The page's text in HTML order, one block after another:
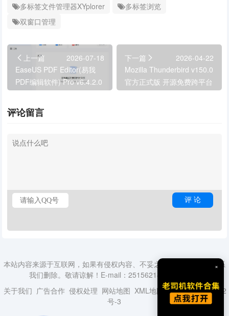
多标签文件管理器XYplorer
多标签浏览
双窗口管理
上一篇
2026-07-18
EaseUS PDF Editor(易我
PDF编辑软件) Pro v6.4.2.0
下一篇
2026-04-22
Mozilla Thunderbird v150.0
官方正式版 开源免费跨平台
邮件客户端
评论留言
本站内容来源于互联网，如果有侵权内容、不妥之处，请第一时间联系
我们删除。敬请谅解！E-mail：2515621840@qq.com
关于我们 广告合作 侵权处理 网站地图 XML地图 蜀ICP备18014492
号-3
×